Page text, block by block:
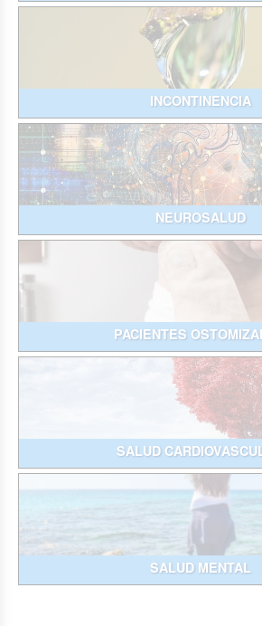
INCONTINENCIA
NEUROSALUD
PACIENTES
SALUD
SALUD MENTAL